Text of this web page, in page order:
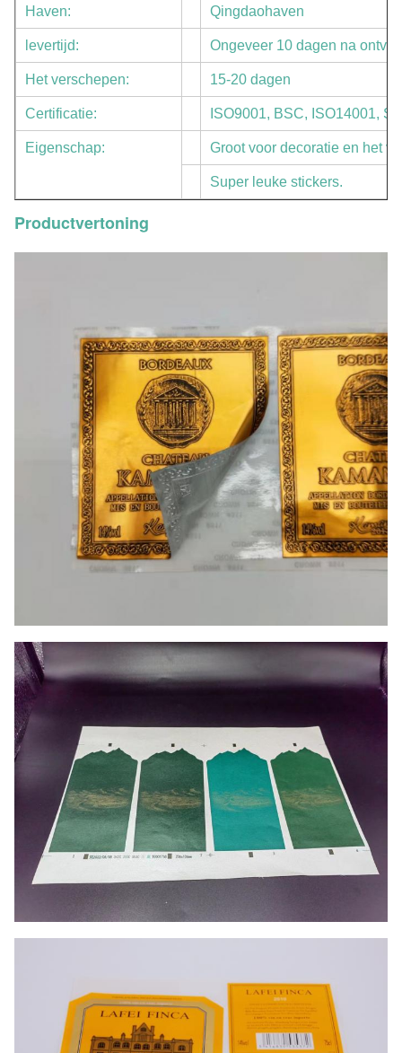
Haven: Qingdaohaven
levertijd: Ongeveer 10 dagen na
Het verschepen: 15-20 dagen
Certificatie: ISO9001, BSC, ISO14001,
Eigenschap: Groot voor decoratie en het
Super leuke stickers.
Productvertoning